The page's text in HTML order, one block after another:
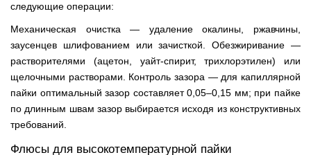
следующие операции:
Механическая очистка — удаление окалины, ржавчины,
заусенцев шлифованием или зачисткой. Обезжиривание —
растворителями (ацетон, уайт-спирит, трихлорэтилен) или
щелочными растворами. Контроль зазора — для капиллярной
пайки оптимальный зазор составляет 0,05–0,15 мм; при пайке
по длинным швам зазор выбирается исходя из конструктивных
требований.
Флюсы для высокотемпературной пайки